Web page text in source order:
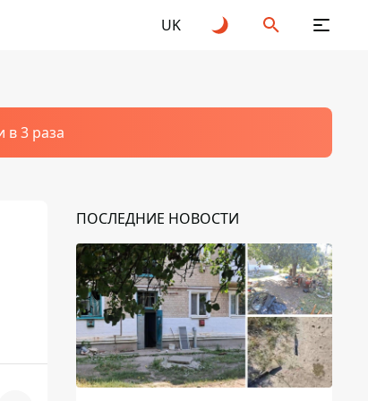
UK
в 3 раза
ПОСЛЕДНИЕ НОВОСТИ